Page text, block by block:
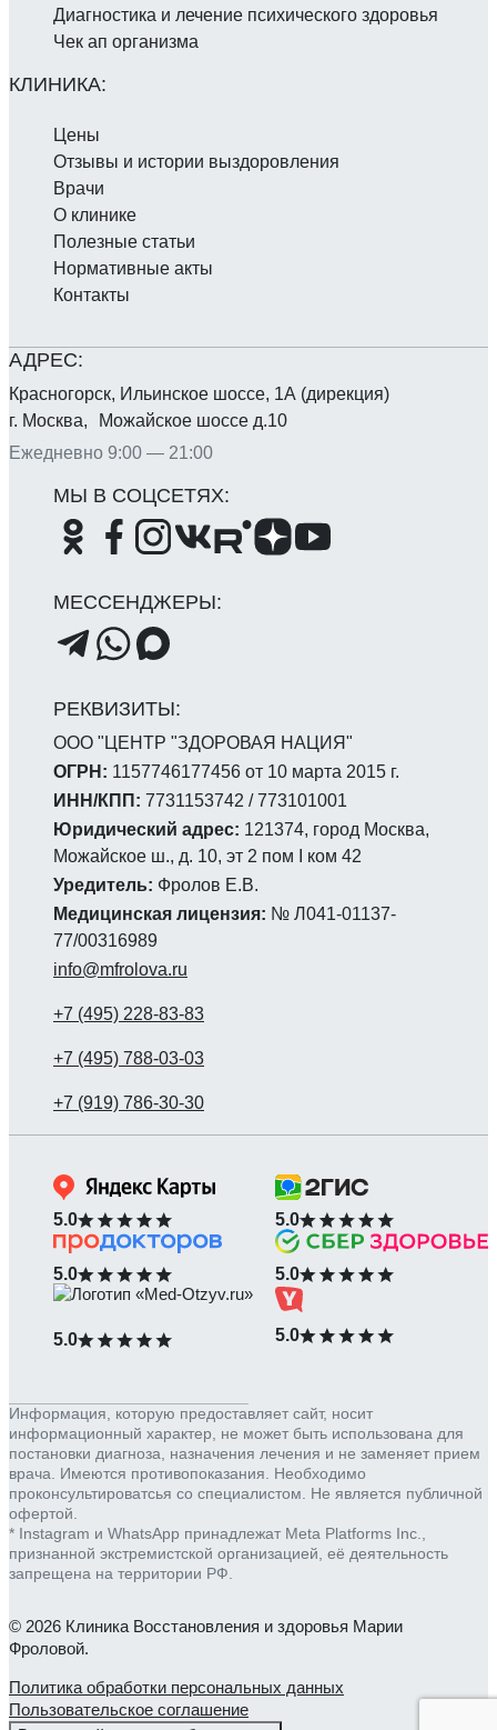
ООО "ЦЕНТР "ЗДОРОВАЯ НАЦИЯ"
ОГРН: 1157746177456 от 10 марта 2015 г.
ИНН/КПП: 7731153742 / 773101001
Юридический адрес: 121374, город Москва,
Можайское ш., д. 10, эт 2 пом I ком 42
Уредитель: Фролов Е.В.
Медицинская лицензия: № Л041-01137-
77/00316989
info@mfrolova.ru
Красногорск, Ильинское шоссе, 1А (дирекция)
г. Москва, Можайское шоссе д.10
Ежедневно 9:00 — 21:00
Диагностика и лечение психического здоровья
Чек ап организма
Цены
Отзывы и истории выздоровления
Врачи
О клинике
Полезные статьи
Нормативные акты
Контакты
5.0 5.0
5.0 5.0
5.0 5.0
© 2026 Клиника Восстановления и здоровья Марии
Фроловой.
Политика обработки персональных данных
Пользовательское соглашение
Информация, которую предоставляет сайт, носит
информационный характер, не может быть использована для
постановки диагноза, назначения лечения и не заменяет прием
врача. Имеются противопоказания. Необходимо
проконсультироватсья со специалистом. Не является публичной
офертой.
* Instagram и WhatsApp принадлежат Meta Platforms Inc.,
признанной экстремистской организацией, её деятельность
запрещена на территории РФ.